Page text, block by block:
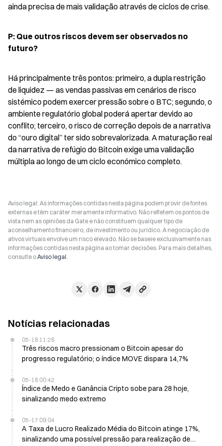
ainda precisa de mais validação através de ciclos de crise.
P: Que outros riscos devem ser observados no
futuro?
Há principalmente três pontos: primeiro, a dupla restrição
de liquidez — as vendas passivas em cenários de risco
sistémico podem exercer pressão sobre o BTC; segundo, o
ambiente regulatório global poderá apertar devido ao
conflito; terceiro, o risco de correção depois de a narrativa
do “ouro digital” ter sido sobrevalorizada. A maturação real
da narrativa de refúgio do Bitcoin exige uma validação
múltipla ao longo de um ciclo económico completo.
Aviso legal: As informações contidas nesta página podem provir de fontes
externas e têm caráter meramente informativo. Não refletem os pontos de
vista nem as opiniões da Gate e não constituem qualquer tipo de
aconselhamento financeiro, de investimento ou jurídico. A negociação de
ativos virtuais envolve um risco elevado. Não se baseie exclusivamente nas
informações contidas nesta página ao tomar decisões. Para mais detalhes,
consulte oAviso legal.
Notícias relacionadas
05-18 11:28
Três riscos macro pressionam o Bitcoin apesar do
progresso regulatório; o índice MOVE dispara 14,7%
05-18 00:42
Índice de Medo e Ganância Cripto sobe para 28 hoje,
sinalizando medo extremo
05-17 09:04
A Taxa de Lucro Realizado Média do Bitcoin atinge 17%,
sinalizando uma possível pressão para realização de